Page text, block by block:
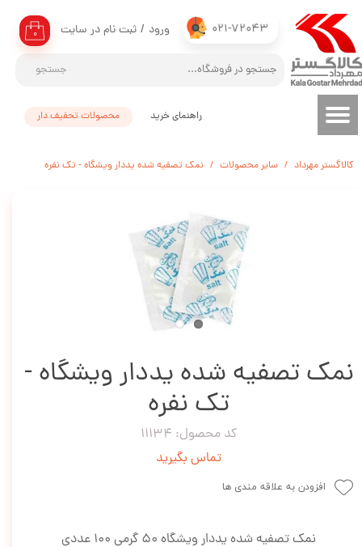
021-72043
جستجو
۰ ورود / ثبت نام در سایت
حساب کاربری من
تغییر گذر واژه
سفارشات
محصولات تحفیف دار راهنمای خرید
کالاگستر مهرداد سایر محصولات نمک تصفیه شده یددار ویشگاه - تک نفره
نمک تصفیه شده یددار ویشگاه -
تک نفره
کد محصول: 11134
تماس بگیرید
افزودن به علاقه مندی ها
نمک تصفیه شده یددار ویشگاه 50 گرمی 100 عددی